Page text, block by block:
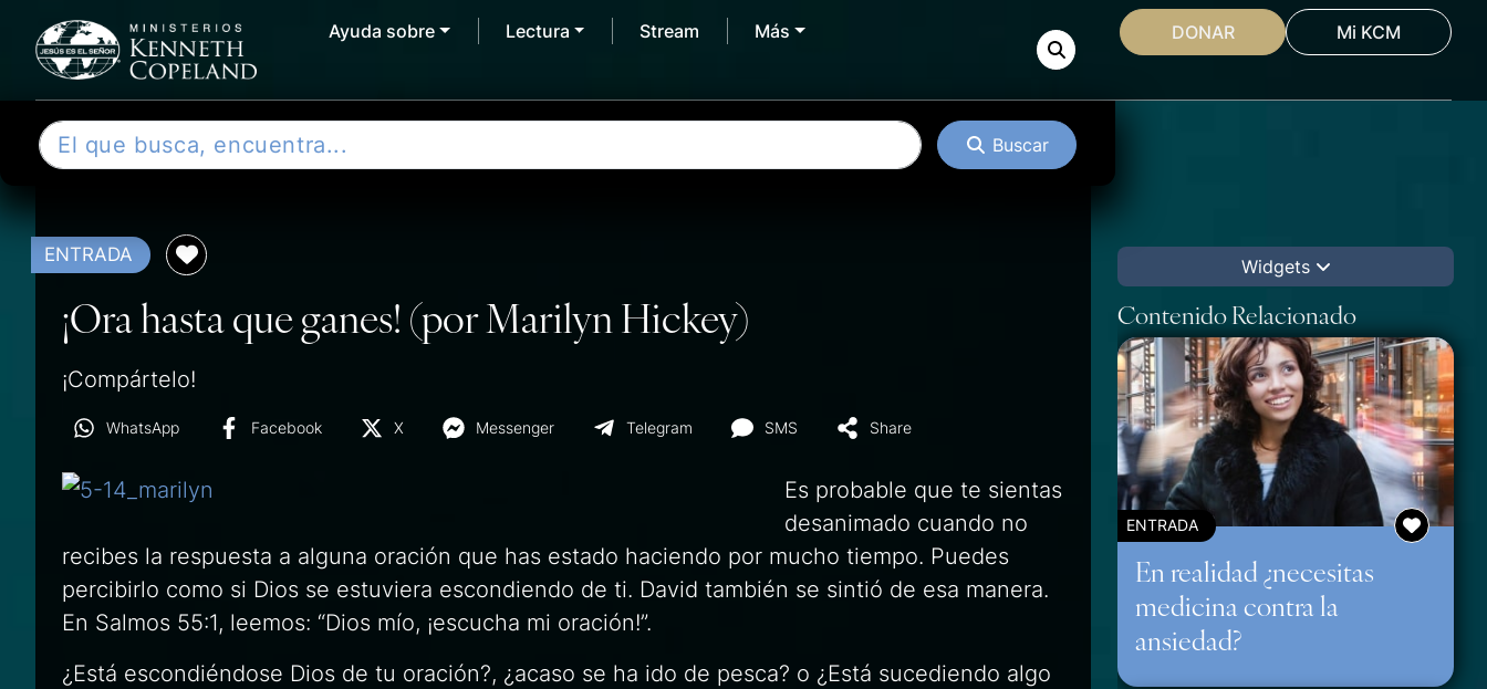
Skip to content
Ayuda sobre Lectura Stream Más DONAR Mi KCM
B
u
a
Buscar
ENTRADA
¡Ora hasta que ganes! (por Marilyn Hickey)
¡Compártelo!
WhatsApp Facebook X Messenger Telegram SMS Share
Es probable que te sientas
desanimado cuando no
recibes la respuesta a alguna oración que has estado haciendo por mucho tiempo. Puedes
percibirlo como si Dios se estuviera escondiendo de ti. David también se sintió de esa manera.
En Salmos 55:1, leemos: “Dios mío, ¡escucha mi oración!”.
¿Está escondiéndose Dios de tu oración?, ¿acaso se ha ido de pesca? o ¿Está sucediendo algo
Widgets
Contenido Relacionado
ENTRADA
En realidad ¿necesitas
medicina contra la
ansiedad?